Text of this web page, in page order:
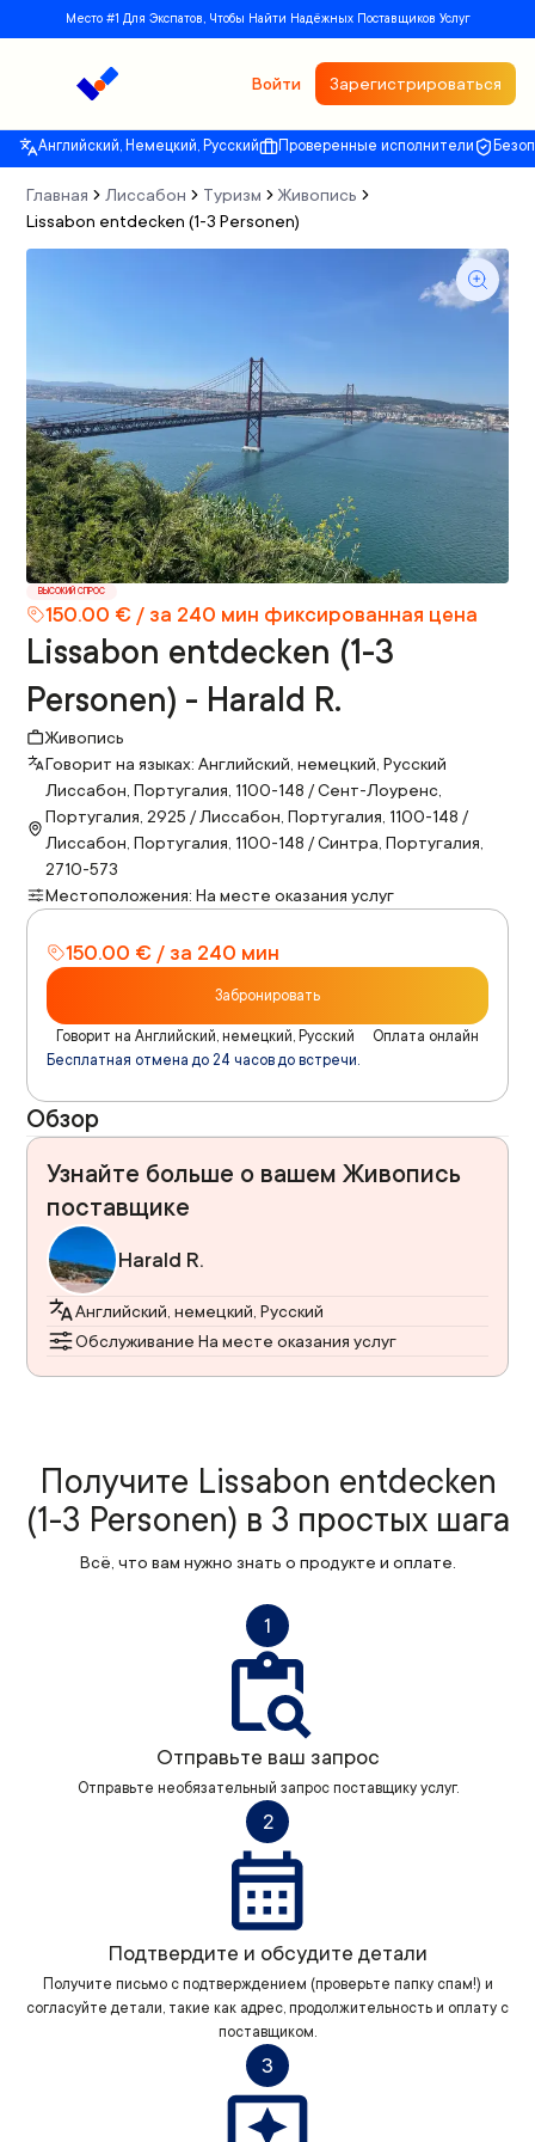
Место #1 Для Экспатов, Чтобы Найти Надёжных Поставщиков Услуг
Войти Зарегистрироваться
Английский, Немецкий, Русский Проверенные исполнители
Главная Лиссабон Туризм
Живопись
Lissabon entdecken (1-3 Personen)
ВЫСОКИЙ СПРОС
150.00 € / за 240 мин фиксированная цена
Lissabon entdecken (1-3
Personen) - Harald R.
Живопись
Говорит на языках: Английский, немецкий, Русский
Лиссабон, Португалия, 1100-148 / Сент-Лоуренс,
Португалия, 2925 / Лиссабон, Португалия, 1100-148 /
Лиссабон, Португалия, 1100-148 / Синтра, Португалия,
2710-573
Местоположения: На месте оказания услуг
150.00 € / за 240 мин
Забронировать
Говорит на Английский, немецкий, Русский
Оплата онлайн
Бесплатная отмена до 24 часов до встречи.
Обзор
Узнайте больше о вашем Живопись
поставщике
Harald R.
Английский, немецкий, Русский
Обслуживание На месте оказания услуг
Получите Lissabon entdecken
(1-3 Personen) в 3 простых шага
Всё, что вам нужно знать о продукте и оплате.
1
Отправьте ваш запрос
Отправьте необязательный запрос поставщику услуг.
2
Подтвердите и обсудите детали
Получите письмо с подтверждением (проверьте папку спам!) и
согласуйте детали, такие как адрес, продолжительность и оплату с
поставщиком.
3